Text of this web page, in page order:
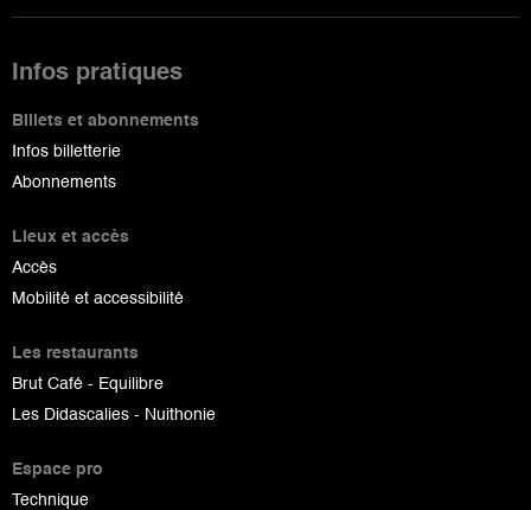
Infos pratiques
Billets et abonnements
Infos billetterie
Abonnements
Lieux et accès
Accès
Mobilité et accessibilité
Les restaurants
Brut Café - Equilibre
Les Didascalies - Nuithonie
Espace pro
Technique